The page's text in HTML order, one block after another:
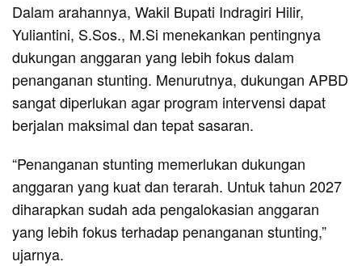
Dalam arahannya, Wakil Bupati Indragiri Hilir,
Yuliantini, S.Sos., M.Si menekankan pentingnya
dukungan anggaran yang lebih fokus dalam
penanganan stunting. Menurutnya, dukungan APBD
sangat diperlukan agar program intervensi dapat
berjalan maksimal dan tepat sasaran.
“Penanganan stunting memerlukan dukungan
anggaran yang kuat dan terarah. Untuk tahun 2027
diharapkan sudah ada pengalokasian anggaran
yang lebih fokus terhadap penanganan stunting,”
ujarnya.